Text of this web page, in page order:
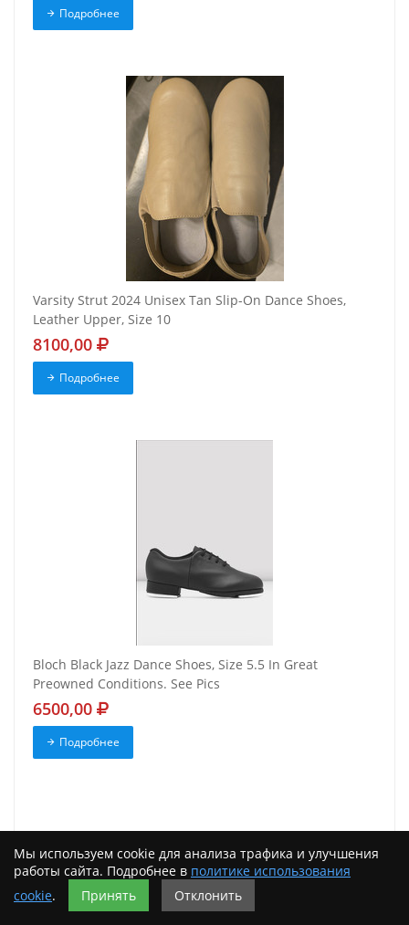
Подробнее
Varsity Strut 2024 Unisex Tan Slip-On Dance Shoes,
Leather Upper, Size 10
8100,00
Подробнее
Bloch Black Jazz Dance Shoes, Size 5.5 In Great
Preowned Conditions. See Pics
6500,00
Подробнее
Мы используем cookie для анализа трафика и улучшения
работы сайта. Подробнее в политике использования
cookie. Принять Отклонить